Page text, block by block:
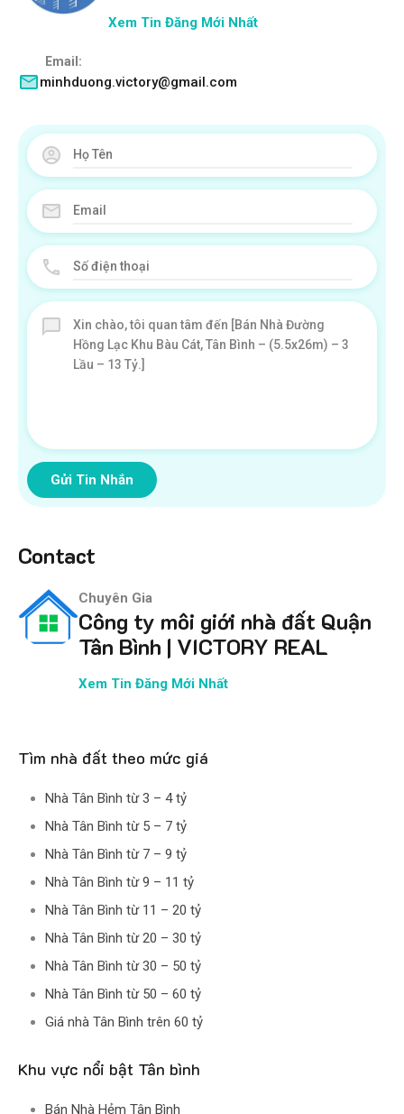
Xem Tin Đăng Mới Nhất
Email:
minhduong.victory@gmail.com
Gửi Tin Nhắn
Contact
Chuyên Gia
Công ty môi giới nhà đất Quận
Tân Bình | VICTORY REAL
Xem Tin Đăng Mới Nhất
Tìm nhà đất theo mức giá
Nhà Tân Bình từ 3 – 4 tỷ
Nhà Tân Bình từ 5 – 7 tỷ
Nhà Tân Bình từ 7 – 9 tỷ
Nhà Tân Bình từ 9 – 11 tỷ
Nhà Tân Bình từ 11 – 20 tỷ
Nhà Tân Bình từ 20 – 30 tỷ
Nhà Tân Bình từ 30 – 50 tỷ
Nhà Tân Bình từ 50 – 60 tỷ
Giá nhà Tân Bình trên 60 tỷ
Khu vực nổi bật Tân bình
Bán Nhà Hẻm Tân Bình